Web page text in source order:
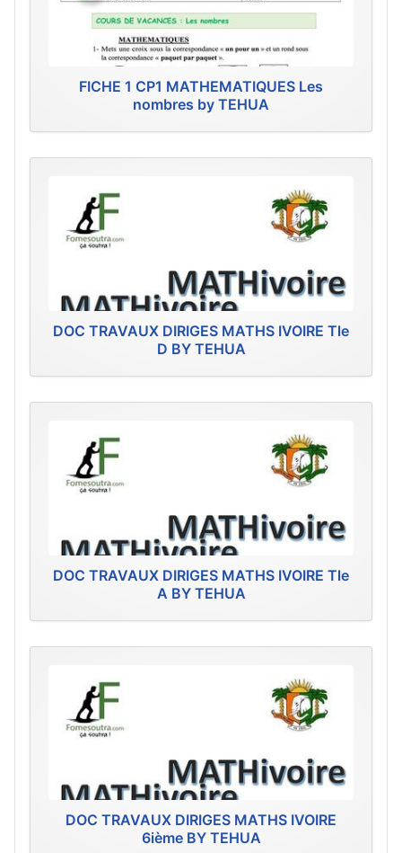
FICHE 1 CP1 MATHEMATIQUES Les
nombres by TEHUA
DOC TRAVAUX DIRIGES MATHS IVOIRE Tle
D BY TEHUA
DOC TRAVAUX DIRIGES MATHS IVOIRE Tle
A BY TEHUA
DOC TRAVAUX DIRIGES MATHS IVOIRE
6ième BY TEHUA